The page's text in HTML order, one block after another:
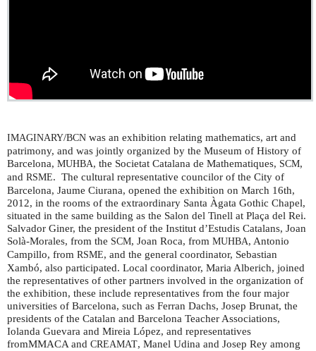
IMAGINARY/BCN was an exhibition relating mathematics, art and
patrimony, and was jointly organized by the Museum of History of
Barcelona, MUHBA, the Societat Catalana de Mathematiques, SCM,
and RSME. The cultural representative councilor of the City of
Barcelona, Jaume Ciurana, opened the exhibition on March 16th,
2012, in the rooms of the extraordinary Santa Àgata Gothic Chapel,
situated in the same building as the Salon del Tinell at Plaça del Rei.
Salvador Giner, the president of the Institut d’Estudis Catalans, Joan
Solà-Morales, from the SCM, Joan Roca, from MUHBA, Antonio
Campillo, from RSME, and the general coordinator, Sebastian
Xambó, also participated. Local coordinator, Maria Alberich, joined
the representatives of other partners involved in the organization of
the exhibition, these include representatives from the four major
universities of Barcelona, such as Ferran Dachs, Josep Brunat, the
presidents of the Catalan and Barcelona Teacher Associations,
Iolanda Guevara and Mireia López, and representatives
fromMMACA and CREAMAT, Manel Udina and Josep Rey among